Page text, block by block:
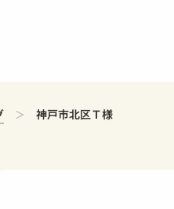
神戸市北区Ｔ様